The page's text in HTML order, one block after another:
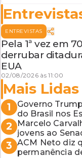
ENTREVISTAS
Pela 1ª vez em
derrubar
EUA
02/08/2026 às 11:00
Mais Lidas
1
Governo
do Brasil nos
2
Marcelo
jovens ao
3 ACM Neto diz
permanência